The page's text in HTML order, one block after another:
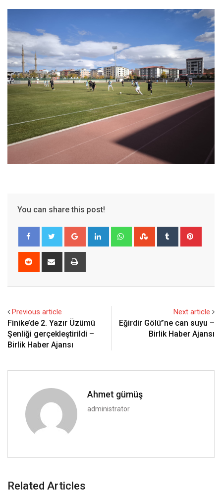
You can share this post!
Google+ LinkedIn WhatsappStumbleUpon
Tumblr
Reddit
Share
Previous article
Finike’de 2. Yazır Üzümü
Şenliği gerçekleştirildi –
Birlik Haber Ajansı
Next article
Eğirdir Gölü”ne can suyu –
Birlik Haber Ajansı
Ahmet gümüş
administrator
Related Articles